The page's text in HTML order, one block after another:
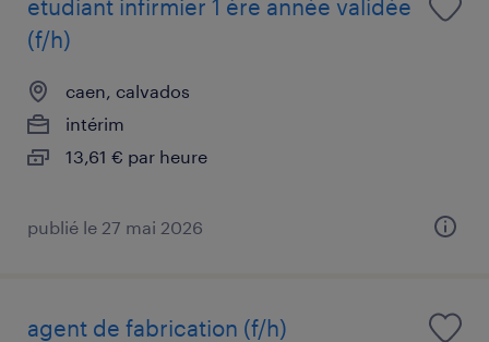
etudiant infirmier 1 ère année validée
(f/h)
caen, calvados
intérim
13,61 € par heure
publié le 27 mai 2026
agent de fabrication (f/h)